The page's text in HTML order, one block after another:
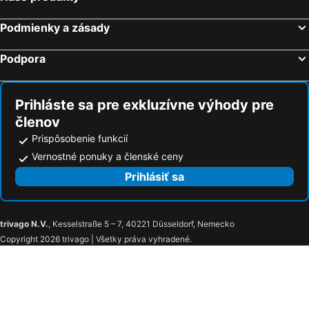
Hotely San Fernando
Hotely Island Garden City of Samal
Hotely Subic
Hotely Santander
Hotely Loboc
Podmienky a zásady
Podpora
Prihláste sa pre exkluzívne výhody pre
členov
Prispôsobenie funkcií
Vernostné ponuky a členské ceny
Prihlásiť sa
trivago N.V., Kesselstraße 5 – 7, 40221 Düsseldorf, Nemecko
Copyright 2026 trivago | Všetky práva vyhradené.